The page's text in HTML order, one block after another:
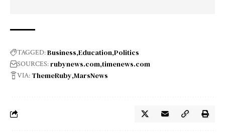
TAGGED:Business Education Politics
SOURCES:rubynews.com timenews.com
VIA: ThemeRuby MarsNews